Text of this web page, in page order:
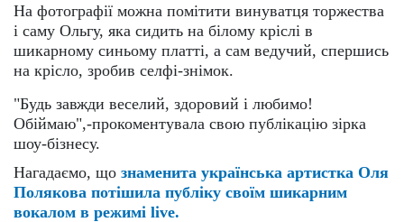
На фотографії можна помітити винуватця торжества
і саму Ольгу, яка сидить на білому кріслі в
шикарному синьому платті, а сам ведучий, спершись
на крісло, зробив селфі-знімок.
"Будь завжди веселий, здоровий і любимо!
Обіймаю",-прокоментувала свою публікацію зірка
шоу-бізнесу.
Нагадаємо, що знаменита українська артистка Оля
Полякова потішила публіку своїм шикарним
вокалом в режимі live.